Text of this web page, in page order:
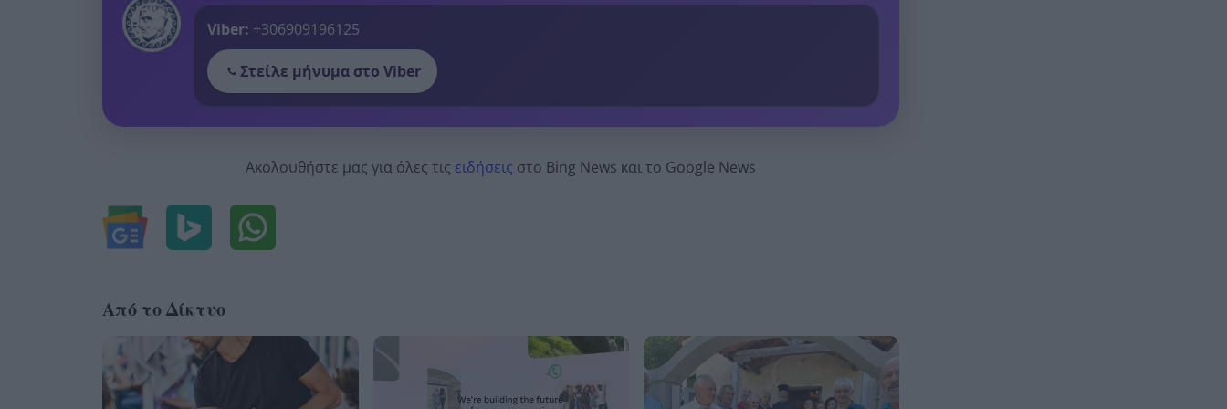
Viber: +306909196125
Στείλε μήνυμα στο Viber
Ακολουθήστε μας για όλες τις ειδήσεις στο Bing News και το Google News
Από το Δίκτυο